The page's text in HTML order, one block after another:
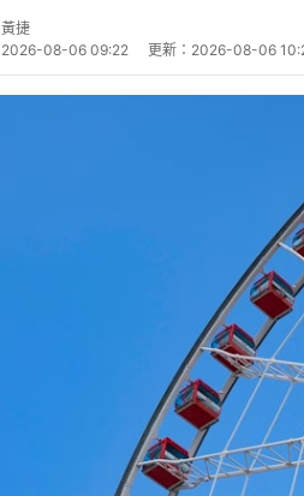
黃捷
2026-08-06 09:22 更新： 2026-08-06